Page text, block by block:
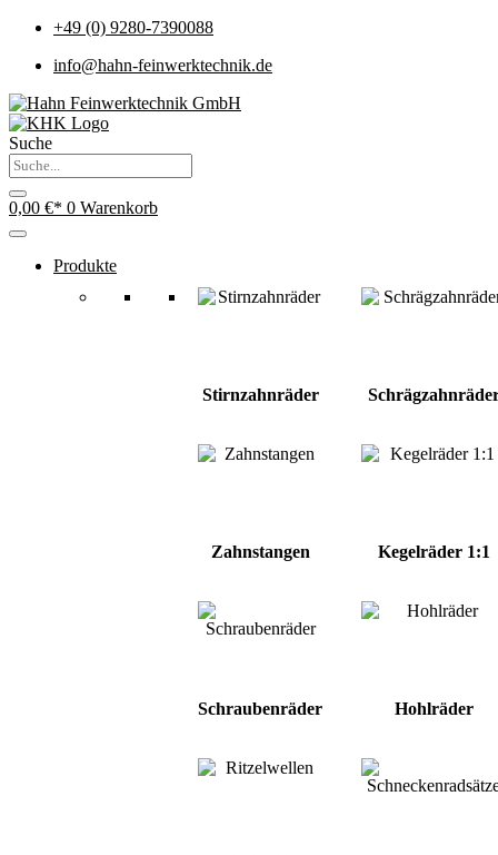
+49 (0) 9280-7390088
info@hahn-feinwerktechnik.de
Suche
0,00 € 0 Warenkorb
Produkte
Stirnzahnräder
Zahnstangen Kegelräder 1:1
Schraubenräder Hohlräder